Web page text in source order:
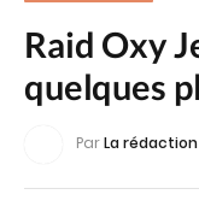
Raid Oxy
quelques
ParLa rédaction